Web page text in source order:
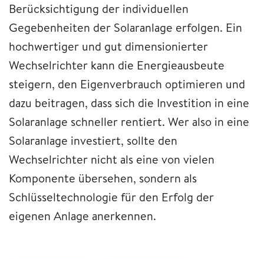
Berücksichtigung der individuellen
Gegebenheiten der Solaranlage erfolgen. Ein
hochwertiger und gut dimensionierter
Wechselrichter kann die Energieausbeute
steigern, den Eigenverbrauch optimieren und
dazu beitragen, dass sich die Investition in eine
Solaranlage schneller rentiert. Wer also in eine
Solaranlage investiert, sollte den
Wechselrichter nicht als eine von vielen
Komponente übersehen, sondern als
Schlüsseltechnologie für den Erfolg der
eigenen Anlage anerkennen.